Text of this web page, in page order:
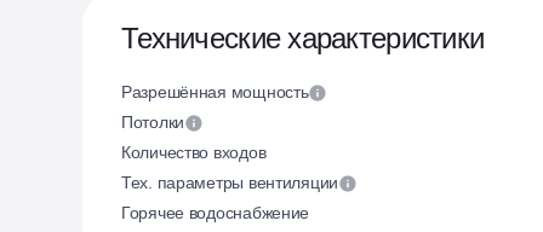
Технические характеристики
Разрешённая мощность
Потолки
Количество входов
Тех. параметры вентиляции
Горячее водоснабжение